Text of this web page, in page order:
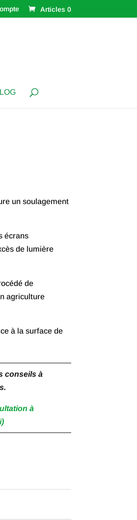
Articles 0
un soulagement
écrans
de lumière
de
agriculture
à la surface de
conseils à
à